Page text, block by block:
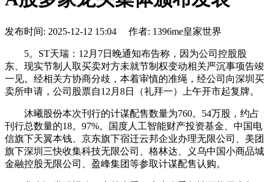
发布时间: 2025-12-12 15:04 作者: 1396me皇家世界
5。ST天瑞：12月7日晚通知布告称，因为公司控股股
东、现实节制人取买卖对方未就节制权变动相关严沉事项告竣
一见。经相关方协商分歧，本着审慎的准绳，经公司向深圳买
卖所申请，公司股票自12月8日（礼拜一）上午开市起复牌。
沐曦股份本次刊行的计谋配售数量为760。54万股，约占
刊行总数量的18。97%。国度人工智能财产投资基金、中国电
信旗下天翼本钱、京东旗下宿迁云邦企业办理无限公司、美团
旗下深圳三快收集科技无限公司、格林达、义乌中国小商品城
金融控股无限公司、盈峰集团等参取计谋配售认购。